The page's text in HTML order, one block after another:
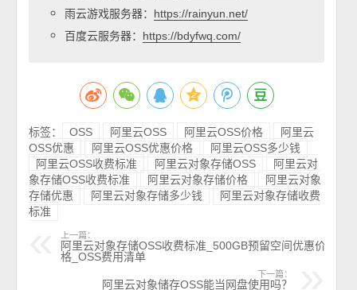
雨云游戏服务器： https://rainyun.net/
百度云服务器： https://bdyfwq.com/
标签： OSS 阿里云OSS 阿里云OSS价格
阿里云
OSS优惠
阿里云OSS优惠价格
阿里云OSS多少钱
阿里云OSS收费标准
阿里云对象存储OSS
阿里云对
象存储OSS收费标准
阿里云对象存储价格
阿里云对象
存储优惠
阿里云对象存储多少钱
阿里云对象存储收费
标准
上一篇：
阿里云对象存储OSS收费标准_500GB预留空间优惠价
格_OSS费用清单
下一篇：
阿里云对象储存OSS能当网盘使用吗？